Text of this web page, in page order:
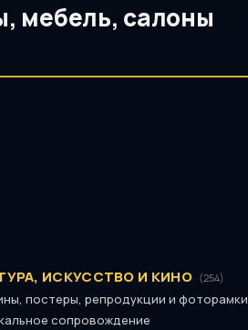
мебель, салоны
ИСКУССТВО И КИНО (254)
постеры, репродукции и фоторамки
сопровождение